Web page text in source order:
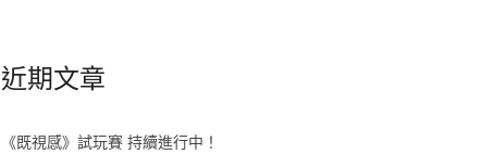
近期文章
《既視感》試玩賽 持續進行中！